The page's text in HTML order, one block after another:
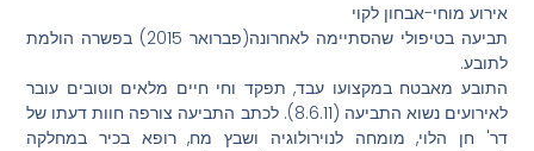
אירוע מוחי-אבחון לקוי
תביעה בטיפולי שהסתיימה לאחרונה(פברואר 2015) בפשרה הולמת
לתובע.
התובע מאבטח במקצועו עבד, תפקד וחי חיים מלאים וטובים עובר
לאירועים נשוא התביעה (8.6.11). לכתב התביעה צורפה חוות דעתו של
דר' חן הלוי, מומחה לנוירולוגיה ושבץ מח, רופא בכיר במחלקה